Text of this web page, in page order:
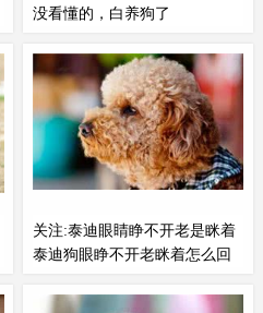
没看懂的，白养狗了
非常有趣的，很多狗主都发现，自
己家狗狗有时候会用前爪扒拉自
己，或者甚至直接踩在自己身上。
这个行为其实对狗狗来说非常正
常，每一只狗狗都会这样做，有些
还特别喜欢做这样的事情。但是对
关注:泰迪眼睛睁不开老是眯着
泰迪狗眼睁不开老眯着怎么回
的眼睛老眯着睁不开，甚至还伴随